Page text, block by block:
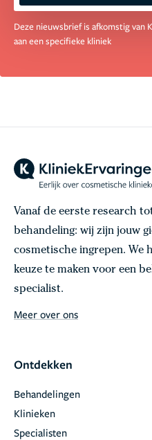
Deze nieuwsbrief is afkomstig van
aan een specifieke kliniek
Vanaf de eerste research
behandeling: wij zijn jouw
cosmetische ingrepen. We
keuze te maken voor een
specialist.
Meer over ons
Ontdekken
Behandelingen
Klinieken
Specialisten